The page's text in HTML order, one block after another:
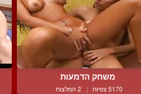
משחק הדמעות
5170 צפיות | 2 המלצות